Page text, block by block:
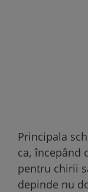
Principala
ca, începând
pentru chirii
depinde nu